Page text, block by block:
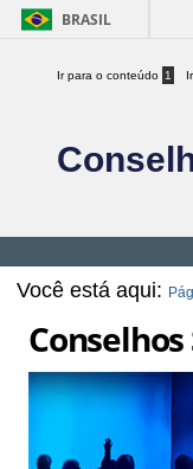
BRASIL
Ir para o conteúdo 1
Você está aqui: